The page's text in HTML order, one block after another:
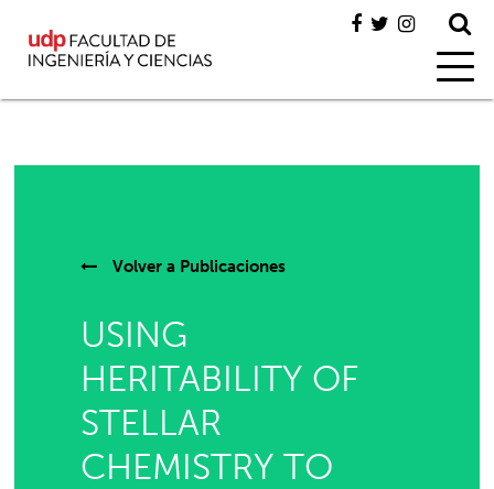
Volver a Publicaciones
USING
HERITABILITY OF
STELLAR
CHEMISTRY TO